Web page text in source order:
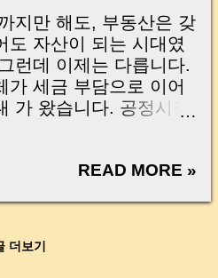
간 입니다. 실제로 제가
일입니다. 금요일 오후 3
금이 멈췄고 그 자리에
아찔한 상황이 있었습니
말씀하십니다. “내 대출
들어오죠?” “매도인이 대
생기는 걱정입니다. 그래
제로 돈이 어떻게 움직이
, 그리고 무엇을 꼭 준비
나만 제대로 이해하시면,
지만 해도, 부동산은 갖
도 자산이 되는 시대였
런데 이제는 다릅니다.
가 세금 부담으로 이어
가 왔습니다. 공정시장
나면서 단순히 ‘가만히
는 이 변화가 더욱 치명
READ MORE »
더보기